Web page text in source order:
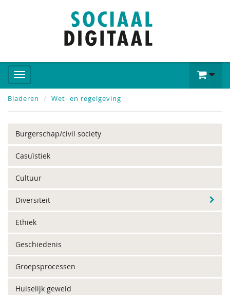
Bladeren Wet- en regelgeving
Burgerschap/civil society
Casuïstiek
Cultuur
Diversiteit
Ethiek
Geschiedenis
Groepsprocessen
Huiselijk geweld